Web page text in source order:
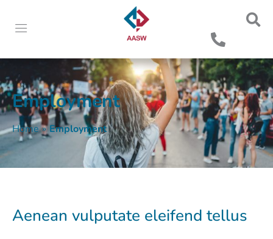
Employment
Home » Employment
Aenean vulputate eleifend tellus